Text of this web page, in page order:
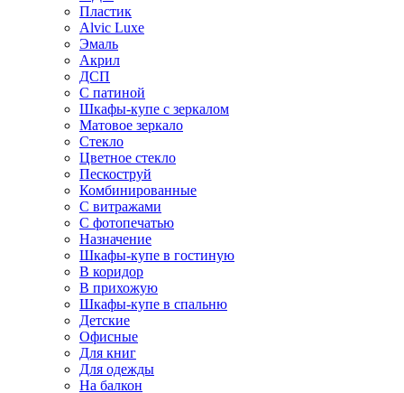
Пластик
Alvic Luxe
Эмаль
Акрил
ДСП
С патиной
Шкафы-купе с зеркалом
Матовое зеркало
Стекло
Цветное стекло
Пескоструй
Комбинированные
С витражами
С фотопечатью
Назначение
Шкафы-купе в гостиную
В коридор
В прихожую
Шкафы-купе в спальню
Детские
Офисные
Для книг
Для одежды
На балкон